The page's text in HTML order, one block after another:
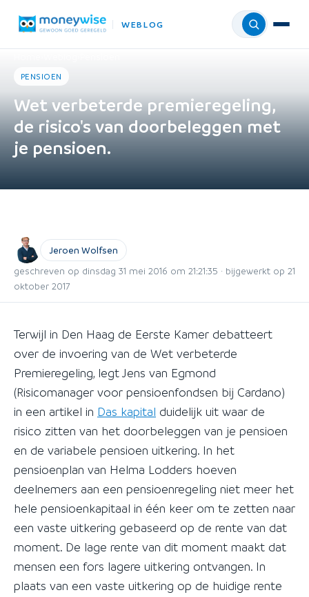
WEBLOG Menu
PENSIOEN
Wet verbeterde premieregeling,
de risico's van doorbeleggen met
je pensioen.
Jeroen Wolfsen
geschreven op dinsdag 31 mei 2016 om 21:21:35 · bijgewerkt op 21
oktober 2017
Terwijl in Den Haag de Eerste Kamer debatteert
over de invoering van de Wet verbeterde
Premieregeling, legt Jens van Egmond
(Risicomanager voor pensioenfondsen bij Cardano)
in een artikel in Das kapital duidelijk uit waar de
risico zitten van het doorbeleggen van je pensioen
en de variabele pensioen uitkering. In het
pensioenplan van Helma Lodders hoeven
deelnemers aan een pensioenregeling niet meer het
hele pensioenkapitaal in één keer om te zetten naar
een vaste uitkering gebaseerd op de rente van dat
moment. De lage rente van dit moment maakt dat
mensen een fors lagere uitkering ontvangen. In
plaats van een vaste uitkering op de huidige rente